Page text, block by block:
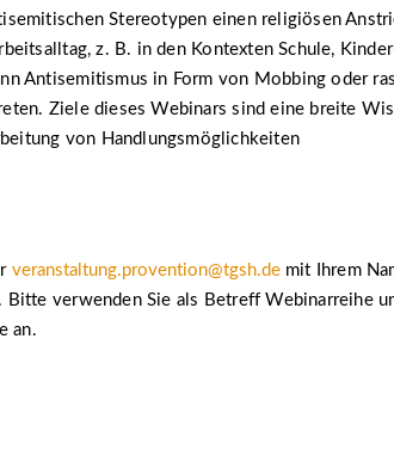
Stereotypen einen religiösen
z. B. in den Kontexten Schule,
Antisemitismus in Form von Mobbing oder
Ziele dieses Webinars sind eine breite
von Handlungsmöglichkeiten
veranstaltung.provention@tgsh.demit Ihrem
Bitte verwenden Sie als Betreff Webinarreihe
an.